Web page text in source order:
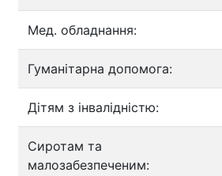
Мед. обладнання:
Гуманітарна допомога:
Дітям з інвалідністю:
Сиротам та
малозабезпеченим: